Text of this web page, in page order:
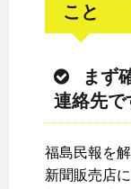
こと
まず
連絡先で
福島民報を
新聞販売店